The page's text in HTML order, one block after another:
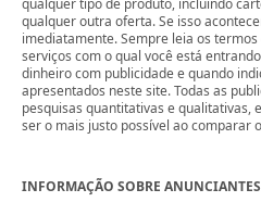
qualquer tipo de produto, incluindo
qualquer outra oferta. Se isso
imediatamente. Sempre leia os
serviços com o qual você está
dinheiro com publicidade e quando
apresentados neste site. Todas as
pesquisas quantitativas e qualitativas,
ser o mais justo possível ao comparar
INFORMAÇÃO SOBRE ANUNCIANTES